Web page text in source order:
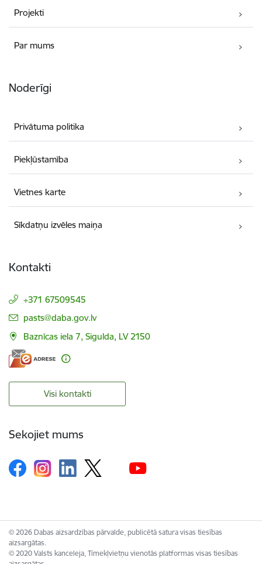
Projekti
Par mums
Noderīgi
Privātuma politika
Piekļūstamība
Vietnes karte
Sīkdatņu izvēles maiņa
Kontakti
+371 67509545
E-pasts:
pasts@daba.gov.lv
Baznīcas iela 7, Sigulda, LV 2150
Visi kontakti
Sekojiet mums
© 2026 Dabas aizsardzības pārvalde, publicētā satura visas tiesības
aizsargātas.
© 2020 Valsts kanceleja, Tīmekļvietņu vienotās platformas visas tiesības